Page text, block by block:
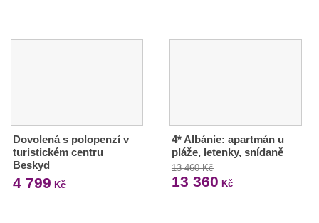
Dovolená s polopenzí v
turistickém centru
Beskyd
4 799 Kč
4* Albánie: apartmán u
pláže, letenky, snídaně
13 460 Kč
13 360 Kč